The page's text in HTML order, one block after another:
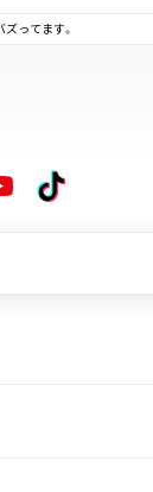
ズってます。